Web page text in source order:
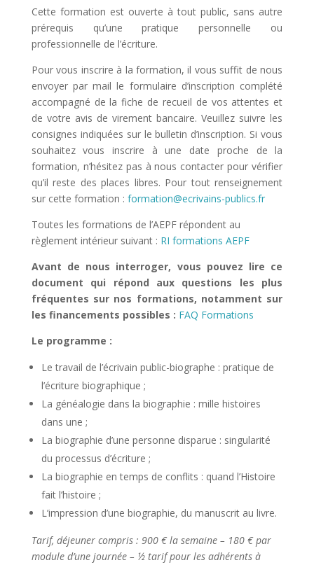
Cette formation est ouverte à tout public, sans autre
prérequis qu’une pratique personnelle ou
professionnelle de l’écriture.
Pour vous inscrire à la formation, il vous suffit de nous
envoyer par mail le formulaire d’inscription complété
accompagné de la fiche de recueil de vos attentes et
de votre avis de virement bancaire. Veuillez suivre les
consignes indiquées sur le bulletin d’inscription. Si vous
souhaitez vous inscrire à une date proche de la
formation, n’hésitez pas à nous contacter pour vérifier
qu’il reste des places libres. Pour tout renseignement
sur cette formation : formation@ecrivains-publics.fr
Toutes les formations de l’AEPF répondent au
règlement intérieur suivant : RI formations AEPF
Avant de nous interroger, vous pouvez lire ce
document qui répond aux questions les plus
fréquentes sur nos formations, notamment sur
les financements possibles : FAQ Formations
Le programme :
Le travail de l’écrivain public-biographe : pratique de
l’écriture biographique ;
La généalogie dans la biographie : mille histoires
dans une ;
La biographie d’une personne disparue : singularité
du processus d’écriture ;
La biographie en temps de conflits : quand l’Histoire
fait l’histoire ;
L’impression d’une biographie, du manuscrit au livre.
Tarif, déjeuner compris : 900 € la semaine – 180 € par
module d’une journée – ½ tarif pour les adhérents à